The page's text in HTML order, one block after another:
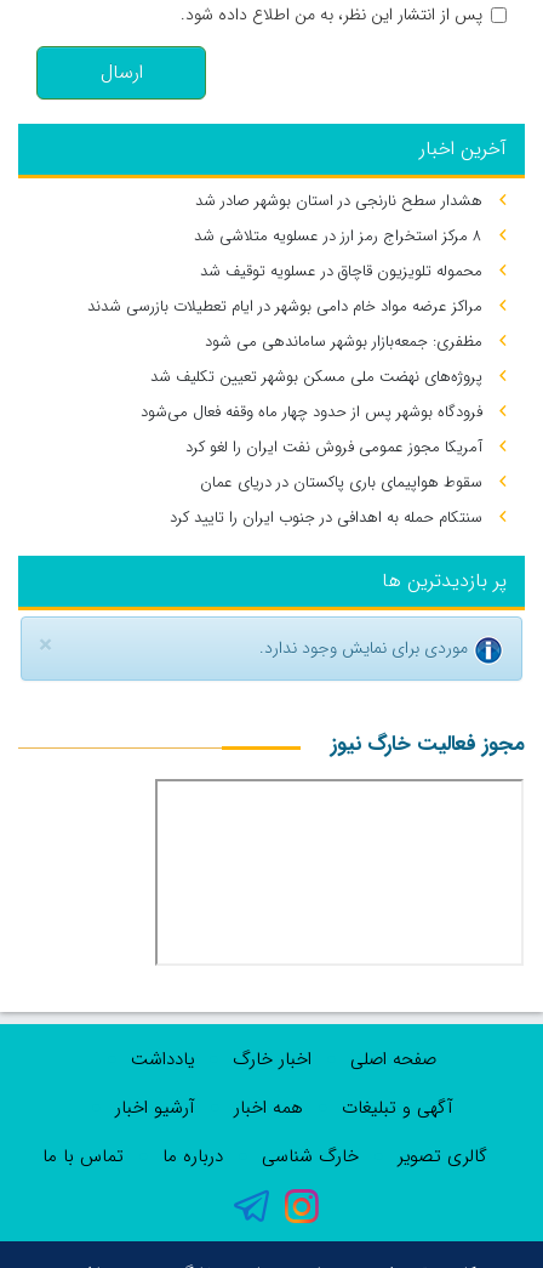
پس از انتشار این نظر، به من اطلاع داده شود.
ارسال
آخرین اخبار
هشدار سطح نارنجی در استان بوشهر صادر شد
۸ مرکز استخراج رمز ارز در عسلویه متلاشی شد
محموله تلویزیون قاچاق در عسلویه توقیف شد
مراکز عرضه مواد خام دامی بوشهر در ایام تعطیلات بازرسی شدند
مظفری: جمعه‌بازار بوشهر ساماندهی می‌ شود
پروژه‌های نهضت ملی مسکن بوشهر تعیین تکلیف شد
فرودگاه بوشهر پس از حدود چهار ماه وقفه فعال می‌شود
آمریکا مجوز عمومی فروش نفت ایران را لغو کرد
سقوط هواپیمای باری پاکستان در دریای عمان
سنتکام حمله به اهدافی در جنوب ایران را تایید کرد
پر بازدیدترین ها
× موردی برای نمایش وجود ندارد.
مجوز فعالیت خارگ نیوز
صفحه اصلی اخبار خارگ
یادداشت
آگهی و تبلیغات
همه اخبار
آرشیو اخبار
گالری تصویر
خارگ شناسی درباره ما تماس با ما